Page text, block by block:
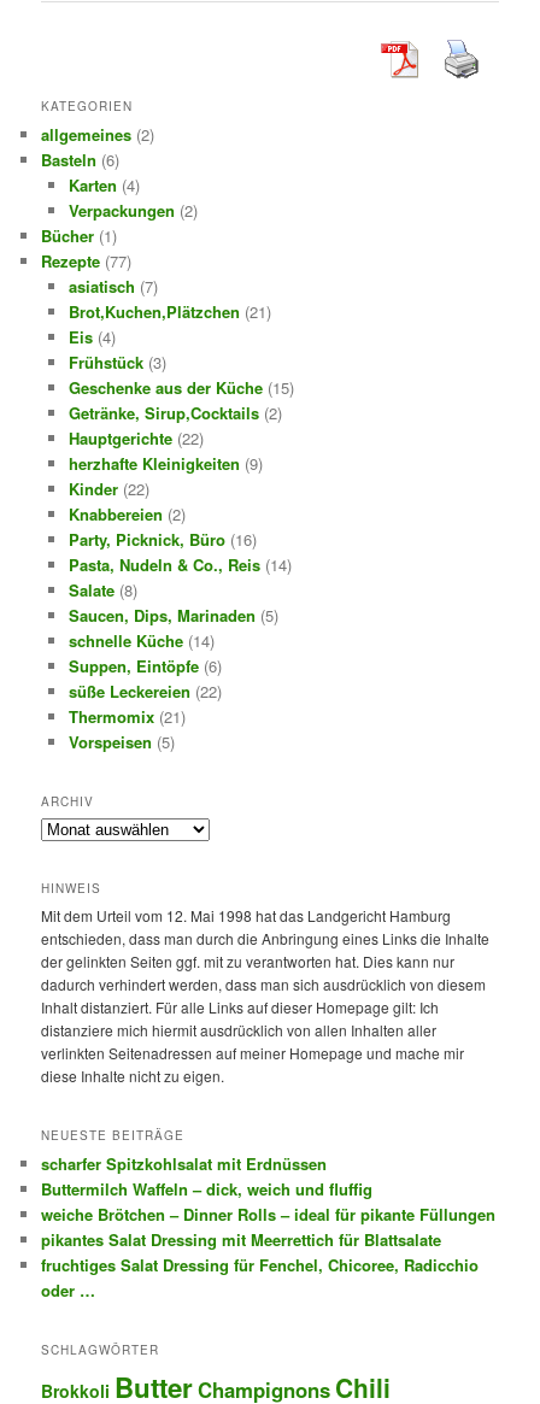
KATEGORIEN
allgemeines (2)
Basteln (6)
Karten (4)
Verpackungen (2)
Bücher (1)
Rezepte (77)
asiatisch (7)
Brot,Kuchen,Plätzchen (21)
Eis(4)
Frühstück(3)
Geschenke aus der Küche(15)
Getränke, Sirup,Cocktails(2)
Hauptgerichte(22)
herzhafte Kleinigkeiten (9)
Kinder(22)
Knabbereien (2)
Party, Picknick, Büro(16)
Pasta, Nudeln & Co., Reis(14)
Salate(8)
Saucen, Dips, Marinaden (5)
schnelle Küche(14)
Suppen, Eintöpfe(6)
süße Leckereien (22)
Thermomix(21)
Vorspeisen (5)
ARCHIV
Archiv
HINWEIS
Mit dem Urteil vom 12. Mai 1998 hat das Landgericht Hamburg
entschieden, dass man durch die Anbringung eines Links die Inhalte
der gelinkten Seiten ggf. mit zu verantworten hat. Dies kann nur
dadurch verhindert werden, dass man sich ausdrücklich von diesem
Inhalt distanziert. Für alle Links auf dieser Homepage gilt: Ich
distanziere mich hiermit ausdrücklich von allen Inhalten aller
verlinkten Seitenadressen auf meiner Homepage und mache mir
diese Inhalte nicht zu eigen.
NEUESTE BEITRÄGE
scharfer Spitzkohlsalat mit Erdnüssen
Buttermilch Waffeln – dick, weich und fluffig
weiche Brötchen – Dinner Rolls – ideal für pikante Füllungen
pikantes Salat Dressing mit Meerrettich für Blattsalate
fruchtiges Salat Dressing für Fenchel, Chicoree, Radicchio
oder …
SCHLAGWÖRTER
Brokkoli ButterChampignons Chili